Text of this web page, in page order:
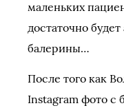
маленьких
достаточно
балерины…
После того как
Instagram фото